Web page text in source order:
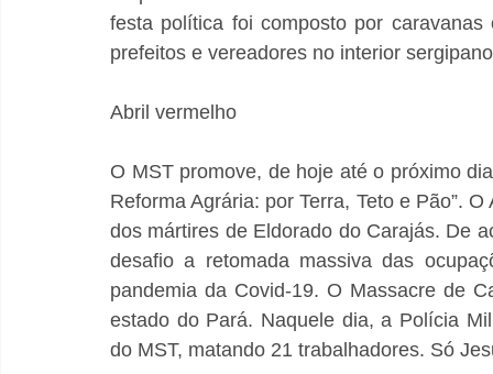
festa política foi composto por
prefeitos e vereadores no interior
Abril vermelho
O MST promove, de hoje até o próximo
Reforma Agrária: por Terra, Teto e Pão”.
dos mártires de Eldorado do Carajás. De
desafio a retomada massiva das
pandemia da Covid-19. O Massacre de
estado do Pará. Naquele dia, a Polícia
do MST, matando 21 trabalhadores. Só